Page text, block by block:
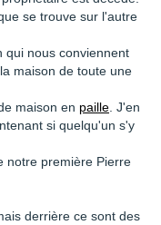
se trouve sur l'autre
qui nous conviennent
maison de toute une
maison en paille. J'en
si quelqu'un s'y
notre première Pierre
derrière ce sont des